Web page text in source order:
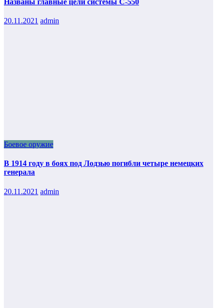
20.11.2021 admin
Боевое оружие
В 1914 году в боях под Лодзью погибли четыре немецких
генерала
20.11.2021 admin